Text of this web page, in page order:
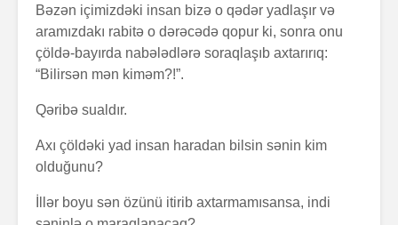
Bəzən içimizdəki insan bizə o qədər yadlaşır və
aramızdakı rabitə o dərəcədə qopur ki, sonra onu
çöldə-bayırda nabələdlərə soraqlaşıb axtarırıq:
“Bilirsən mən kiməm?!”.
Qəribə sualdır.
Axı çöldəki yad insan haradan bilsin sənin kim
olduğunu?
İllər boyu sən özünü itirib axtarmamısansa, indi
Alfred Adler və